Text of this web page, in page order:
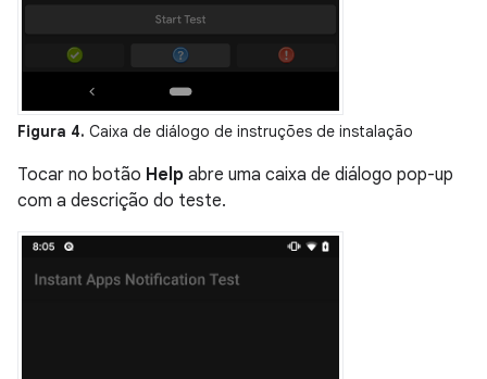
Figura 4. Caixa de diálogo de instruções de instalação
Tocar no botão Help abre uma caixa de diálogo pop-up
com a descrição do teste.